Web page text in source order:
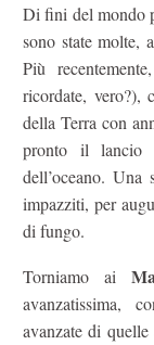
Di fini del mondo
sono state molte,
Più
ricordate, vero?),
della Terra con
pronto il lancio
dell’oceano. Una
impazziti, per
di fungo.
Torniamo ai
avanzatissima,
avanzate di